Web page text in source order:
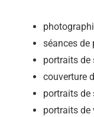
séances
portraits de
couverture
portraits de
portraits de